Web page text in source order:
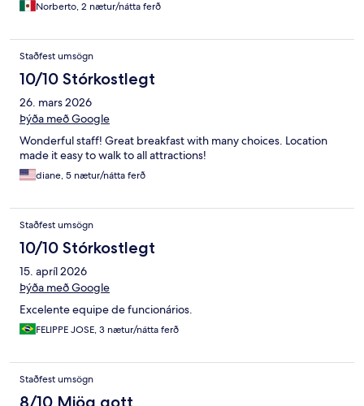
Norberto, 2 nætur/nátta ferð
Staðfest umsögn
10/10 Stórkostlegt
26. mars 2026
Þýða með Google
Wonderful staff! Great breakfast with many choices. Location
made it easy to walk to all attractions!
diane, 5 nætur/nátta ferð
Staðfest umsögn
10/10 Stórkostlegt
15. apríl 2026
Þýða með Google
Excelente equipe de funcionários.
FELIPPE JOSE, 3 nætur/nátta ferð
Staðfest umsögn